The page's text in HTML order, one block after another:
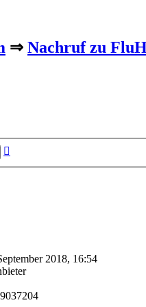
⇒ Nachruf zu
2018, 16:54